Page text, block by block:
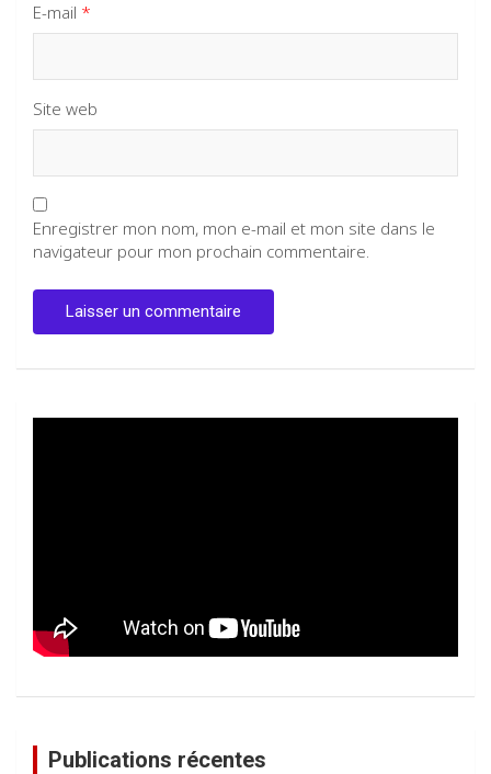
E-mail *
Site web
Enregistrer mon nom, mon e-mail et mon site dans le
navigateur pour mon prochain commentaire.
Publications récentes